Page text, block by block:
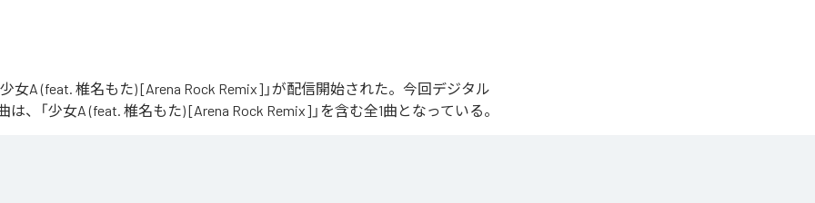
女A (feat. 椎名もた) [Arena Rock Remix]」が配信開始された。今回デジタル
は、「少女A (feat. 椎名もた) [Arena Rock Remix]」を含む全1曲となっている。